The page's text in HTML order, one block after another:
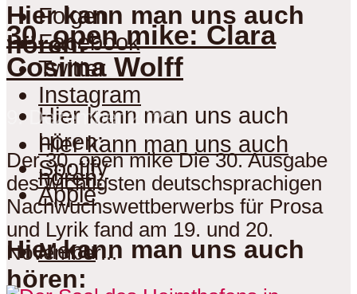
Hier kann man uns auch
hören:
Hier kann man uns auch
hören:
Spotify
Apple
Menu
Folgen
Facebook
Twitter
Instagram
Hier kann man uns auch
hören:
Hier kann man uns auch
hören:
30. open mike: Clara
Cosima Wolff
9. Dezember 2022
Der 30. open mike Die 30. Ausgabe
des wichtigsten deutschsprachigen
Nachwuchswettberwerbs für Prosa
und Lyrik fand am 19. und 20.
November...